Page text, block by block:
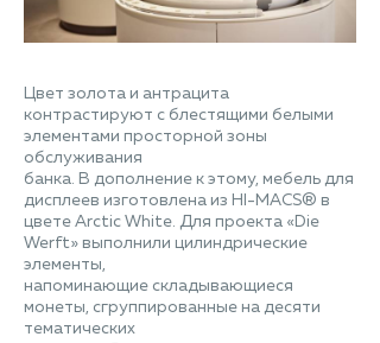
Цвет золота и антрацита
контрастируют с блестящими белыми
элементами просторной зоны
обслуживания
банка. В дополнение к этому, мебель для
дисплеев изготовлена из HI-MACS® в
цвете Arctic White. Для проекта «Die
Werft» выполнили цилиндрические
элементы,
напоминающие складывающиеся
монеты, сгруппированные на десяти
тематических